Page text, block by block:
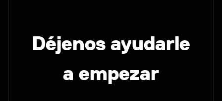
Déjenos ayudarle
a empezar